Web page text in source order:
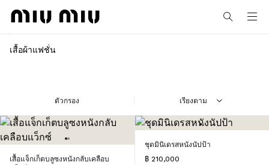
MY ORDERS
MY PROFILE
เสื้อผ้าแฟชั่น
ตัวกรอง เรียงตาม
เสื้อแจ็กเก็ตบลูซงหนังกลับเคลือบ
ชุดมินิเดรสหนังนัปป้า
฿ 210,000